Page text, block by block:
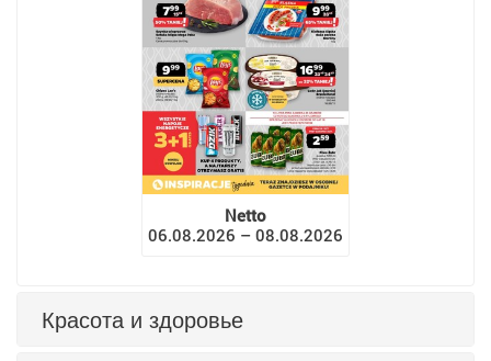
Netto
06.08.2026 – 08.08.2026
Красота и здоровье